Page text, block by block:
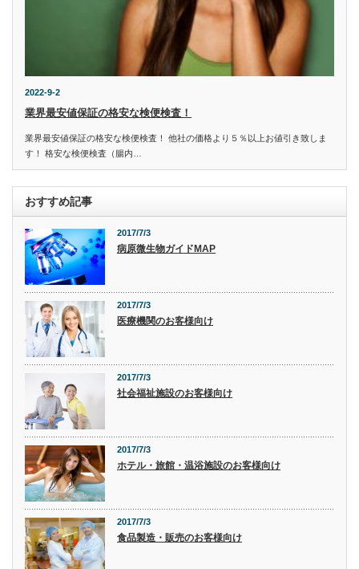
2022-9-2
業界最安値保証の格安な検便検査！
業界最安値保証の格安な検便検査！ 他社の価格より５％以上お値引き致しま
す！ 格安な検便検査（腸内…
おすすめ記事
2017/7/3
病原微生物ガイドMAP
2017/7/3
医療機関のお客様向け
2017/7/3
社会福祉施設のお客様向け
2017/7/3
ホテル・旅館・温浴施設のお客様向け
2017/7/3
食品製造・販売のお客様向け